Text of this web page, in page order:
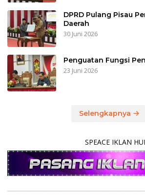
DPRD Pulang Pisau
Daerah
30 Juni 2026
Penguatan Fungsi
23 Juni 2026
Selengkapnya
SPEACE IKLAN HUB.